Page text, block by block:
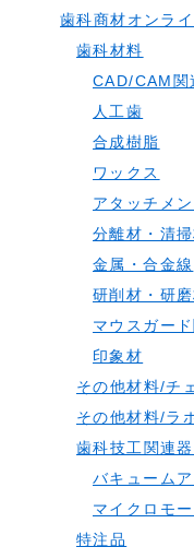
歯科商材オンラ
歯科材料
CAD/CAM関
人工歯
合成樹脂
ワックス
アタッチメン
分離材・清
金属・合金線
研削材・研
マウスガー
印象材
その他材料/チ
その他材料/ラ
歯科技工関連
バキューム
マイクロモ
特注品